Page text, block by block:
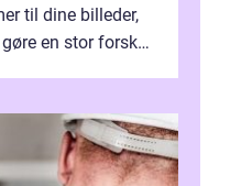
til dine billeder,
en stor forskel.